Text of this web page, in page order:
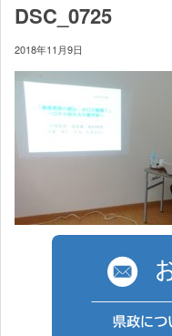
DSC_0725
2018年11月9日